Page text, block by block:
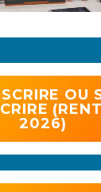
OU
2026)